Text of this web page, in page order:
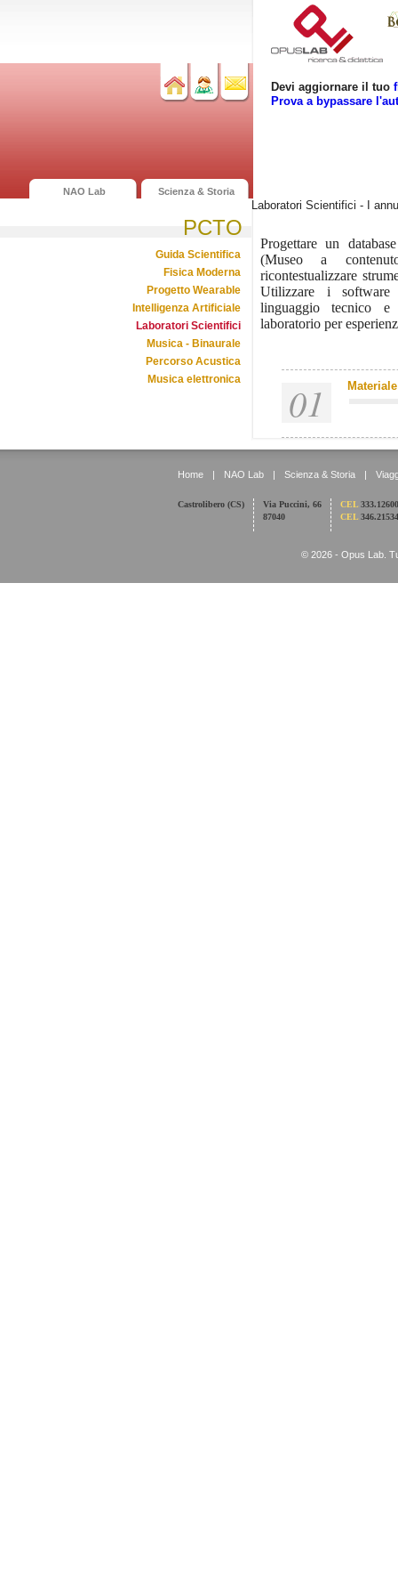
NAO Lab Scienza & Storia
Devi aggiornare il tuo
Prova a bypassare
PCTO
Guida Scientifica
Fisica Moderna
Progetto Wearable
Intelligenza Artificiale
Laboratori Scientifici
Musica - Binaurale
Percorso Acustica
Musica elettronica
Laboratori Scientifici - I
Progettare un
(Museo a
ricontestualizzare
Utilizzare i software
linguaggio tecnico
laboratorio per
01
Home | NAO Lab | Scienza & Storia |
Castrolibero (CS)
Via Puccini, 66
87040
CEL
CEL
© 2026 - Opus Lab.